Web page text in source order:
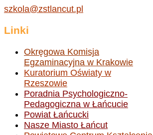
szkola@zstlancut.pl
Linki
Okręgowa Komisja
Egzaminacyjna w Krakowie
Kuratorium Oświaty w
Rzeszowie
Poradnia Psychologiczno-
Pedagogiczna w Łańcucie
Powiat Łańcucki
Nasze Miasto Łańcut